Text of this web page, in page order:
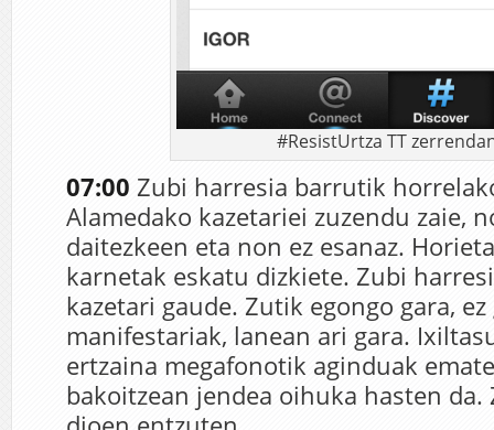
#ResistUrtza TT
07:00 Zubi harresia barrutik
Alamedako kazetariei zuzendu zaie,
daitezkeen eta non ez esanaz.
karnetak eskatu dizkiete. Zubi
kazetari gaude. Zutik egongo gara, ez
manifestariak, lanean ari gara.
ertzaina megafonotik aginduak
bakoitzean jendea oihuka hasten da.